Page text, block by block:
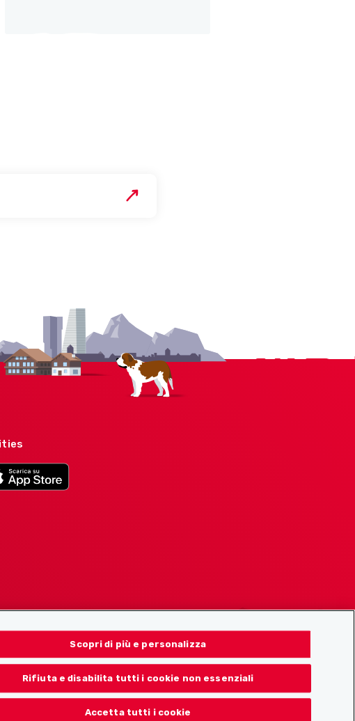
Scopri di più e personalizza
Rifiuta e disabilita tutti i cookie non essenziali
Accetta tutti i cookie